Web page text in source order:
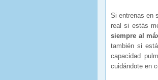
Si entrenas en
real si estás
siempre al
también si
capacidad
cuidándote en